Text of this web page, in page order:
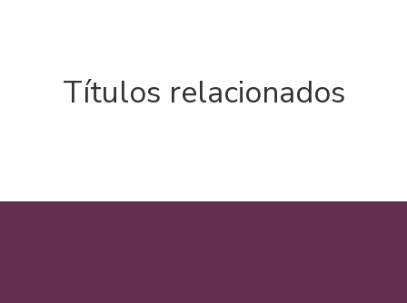
Títulos relacionados